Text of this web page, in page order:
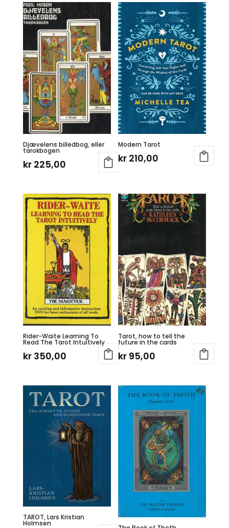
Djævelens billedbog, eller
tarokbogen
kr225,00
Modern Tarot
kr 210,00
Rider-Waite Learning To
Read The Tarot Intuitively
kr350,00
Tarot, how to tell the
future in the cards
kr 95,00
TAROT, Lars Kristian
Holmsen